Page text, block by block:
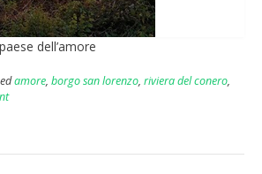
dell’amore
amore, borgo san lorenzo, riviera del conero,